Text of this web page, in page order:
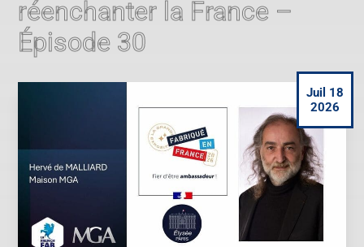
réenchanter la France –
Épisode 30
Juil 18
2026